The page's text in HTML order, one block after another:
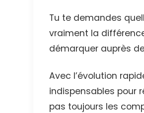
Tu te demandes
vraiment la
démarquer auprès
Avec l’évolution
indispensables pour
pas toujours les